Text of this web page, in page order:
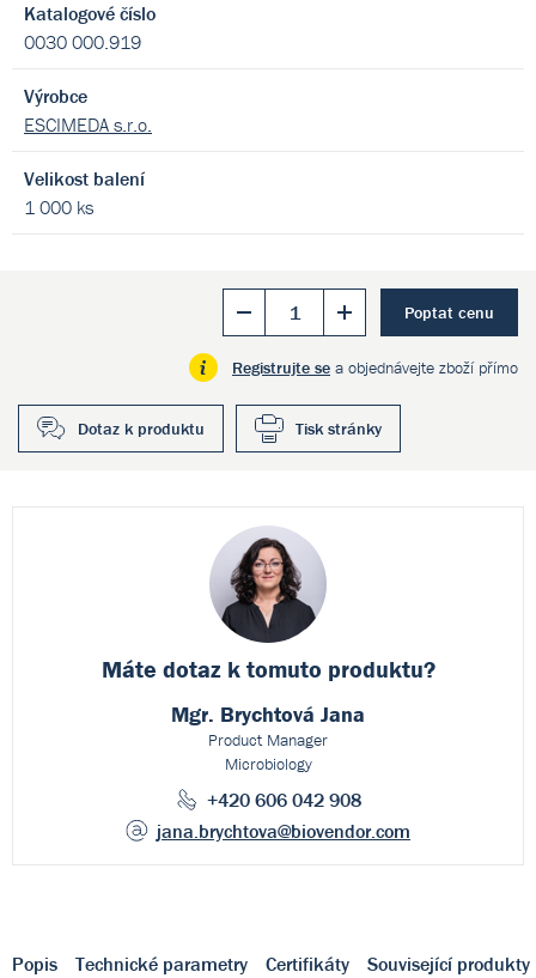
Katalogové číslo
0030 000.919
Výrobce
ESCIMEDA s.r.o.
Velikost balení
1 000 ks
Poptat cenu
Registrujte se a objednávejte zboží přímo
Dotaz k produktu Tisk stránky
Máte dotaz k tomuto produktu?
Mgr. Brychtová Jana
Product Manager
Microbiology
+420 606 042 908
jana.brychtova@biovendor.com
Popis Technické parametry Certifikáty Související produkty